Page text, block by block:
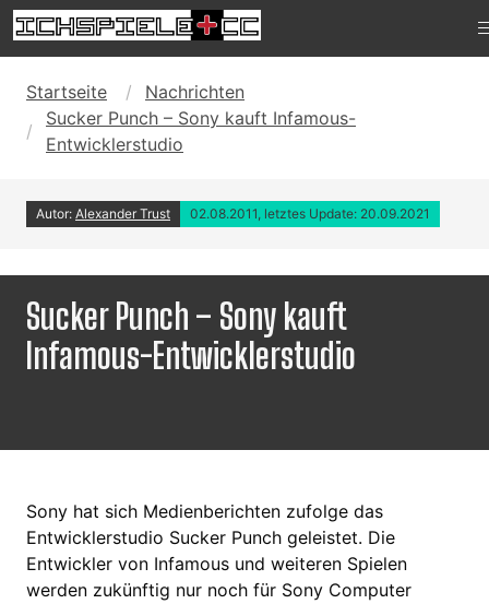
Startseite
Nachrichten
Sucker Punch – Sony kauft Infamous-
Entwicklerstudio
Autor: Alexander Trust 02.08.2011, letztes Update: 20.09.2021
Sucker Punch – Sony kauft
Infamous-Entwicklerstudio
Sony hat sich Medienberichten zufolge das
Entwicklerstudio Sucker Punch geleistet. Die
Entwickler von Infamous und weiteren Spielen
werden zukünftig nur noch für Sony Computer